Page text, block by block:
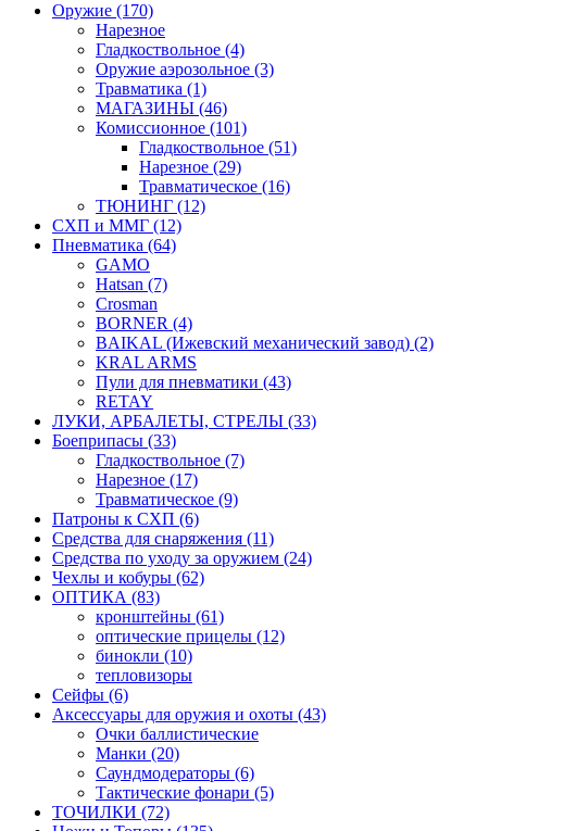
Оружие (170)
Нарезное
Гладкоствольное (4)
Оружие аэрозольное (3)
Травматика (1)
МАГАЗИНЫ (46)
Комиссионное (101)
Гладкоствольное (51)
Нарезное (29)
Травматическое (16)
ТЮНИНГ (12)
СХП и ММГ (12)
Пневматика (64)
GAMO
Hatsan (7)
Crosman
BORNER (4)
BAIKAL (Ижевский механический завод) (2)
KRAL ARMS
Пули для пневматики (43)
RETAY
ЛУКИ, АРБАЛЕТЫ, СТРЕЛЫ (33)
Боеприпасы (33)
Гладкоствольное (7)
Нарезное (17)
Травматическое (9)
Патроны к СХП (6)
Средства для снаряжения (11)
Средства по уходу за оружием (24)
Чехлы и кобуры (62)
ОПТИКА (83)
кронштейны (61)
оптические прицелы (12)
бинокли (10)
тепловизоры
Сейфы (6)
Аксессуары для оружия и охоты (43)
Очки баллистические
Манки (20)
Саундмодераторы (6)
Тактические фонари (5)
ТОЧИЛКИ (72)